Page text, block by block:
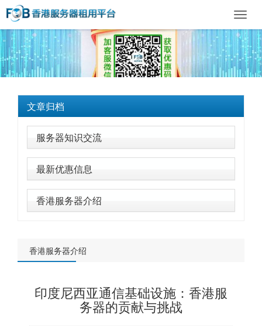
文章归档
服务器知识交流
最新优惠信息
香港服务器介绍
香港服务器介绍
印度尼西亚通信基础设施：香港服
务器的贡献与挑战